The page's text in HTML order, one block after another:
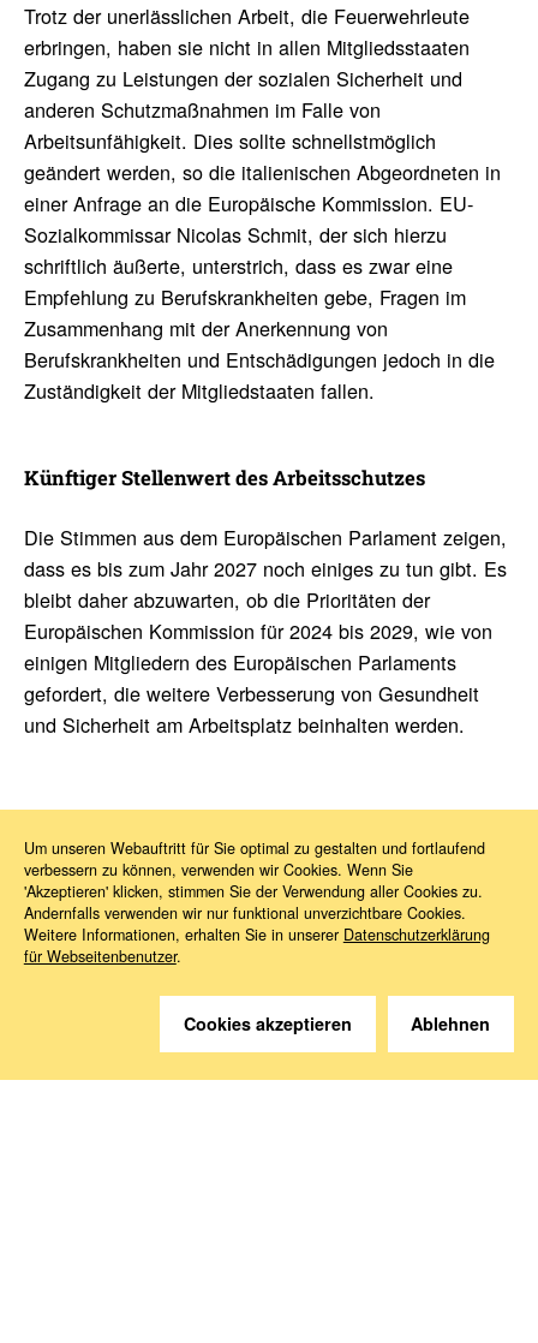
Trotz der unerlässlichen Arbeit, die Feuerwehrleute
erbringen, haben sie nicht in allen Mitgliedsstaaten
Zugang zu Leistungen der sozialen Sicherheit und
anderen Schutzmaßnahmen im Falle von
Arbeitsunfähigkeit. Dies sollte schnellstmöglich
geändert werden, so die italienischen Abgeordneten in
einer Anfrage an die Europäische Kommission. EU-
Sozialkommissar Nicolas Schmit, der sich hierzu
schriftlich äußerte, unterstrich, dass es zwar eine
Empfehlung zu Berufskrankheiten gebe, Fragen im
Zusammenhang mit der Anerkennung von
Berufskrankheiten und Entschädigungen jedoch in die
Zuständigkeit der Mitgliedstaaten fallen.
Künf­tiger Stel­len­wert des Arbeits­schutzes
Die Stimmen aus dem Europäischen Parlament zeigen,
dass es bis zum Jahr 2027 noch einiges zu tun gibt. Es
bleibt daher abzuwarten, ob die Prioritäten der
Europäischen Kommission für 2024 bis 2029, wie von
einigen Mitgliedern des Europäischen Parlaments
gefordert, die weitere Verbesserung von Gesundheit
und Sicherheit am Arbeitsplatz beinhalten werden.
News 2024 03 Arbeitsschutz
Sie haben Fragen?
Um unseren Webauftritt für Sie optimal zu gestalten und fortlaufend
verbessern zu können, verwenden wir Cookies. Wenn Sie
'Akzeptieren' klicken, stimmen Sie der Verwendung aller Cookies zu.
Andernfalls verwenden wir nur funktional unverzichtbare Cookies.
Weitere Informationen, erhalten Sie in unserer Datenschutzerklärung
für Webseitenbenutzer.
Cookies akzeptieren Ablehnen